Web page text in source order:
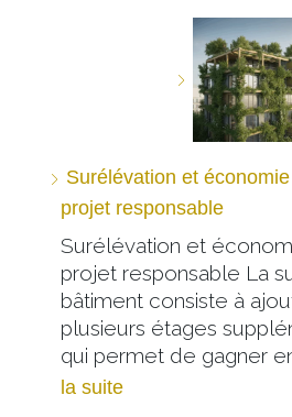
Surélévation et
projet responsable
Surélévation et
projet responsable La
bâtiment consiste à
plusieurs étages
qui permet de gagner
la suite